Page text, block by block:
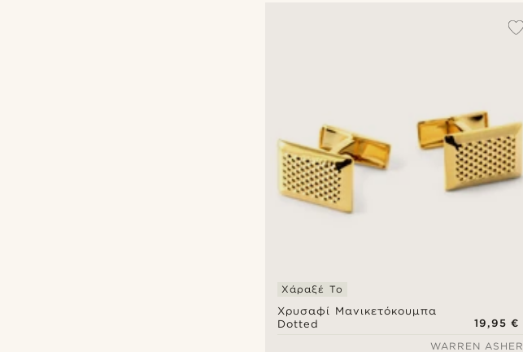
Χρυσαφί Μανικετόκουμπα
Dotted
Χάραξέ Το
19,95 €
WARREN ASHER